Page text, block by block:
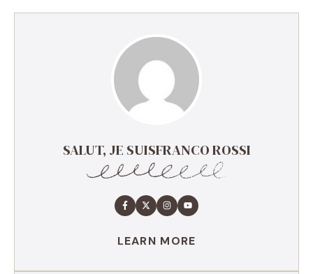
SALUT, JE SUISFRANCO ROSSI
LEARN MORE